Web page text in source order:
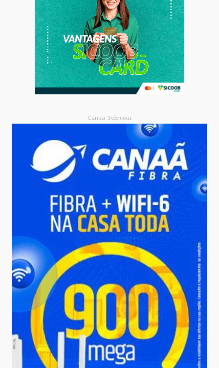
nova fase de ec...
Junho 09, 2026
- Canaa Telecom -